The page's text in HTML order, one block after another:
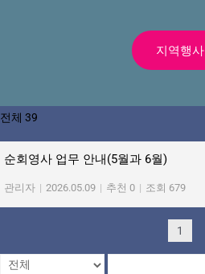
지역행사
전체 39
순회영사 업무 안내(5월과 6월)
관리자 | 2026.05.09 | 추천 0 | 조회 679
1